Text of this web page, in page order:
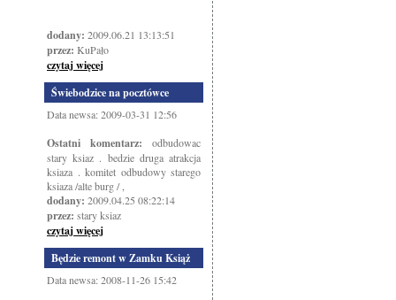
dodany: 2009.06.21 13:13:51
przez: KuPało
czytaj więcej
Świebodzice na pocztówce
Data newsa: 2009-03-31 12:56
Ostatni komentarz: odbudowac
stary ksiaz . bedzie druga atrakcja
ksiaza . komitet odbudowy starego
ksiaza /alte burg / ,
dodany: 2009.04.25 08:22:14
przez: stary ksiaz
czytaj więcej
Będzie remont w Zamku Książ
Data newsa: 2008-11-26 15:42